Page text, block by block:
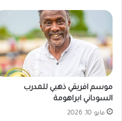
ا
ت
ب
ا
ء
1
2
ن
و
ف
موسم افريقي ذهبي للمدرب
السوداني ابراهومة
مايو 10, 2026